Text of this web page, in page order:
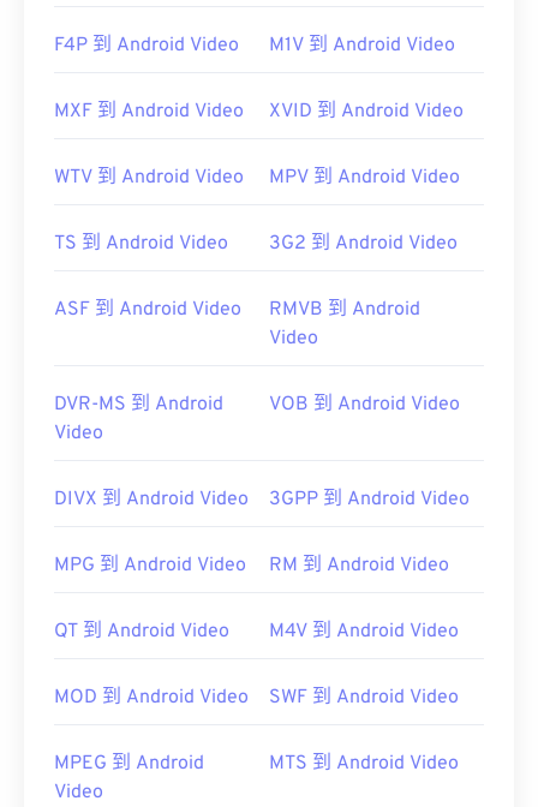
容。
VLC 媒體播放器
開發者： 運動影像專家小組 (MPEG)
實用連結：
https://en.wikipedia.org/wiki/MPEG-4
4.html
F4P 到 Android Video M1V 到 Android Video
MXF 到 Android Video XVID 到 Android Video
WTV 到 Android Video MPV 到 Android Video
TS 到 Android Video 3G2 到 Android Video
ASF 到 Android Video
RMVB 到 Android
Video
DVR-MS 到 Android
Video
VOB 到 Android Video
DIVX 到 Android Video 3GPP 到 Android Video
MPG 到 Android Video RM 到 Android Video
QT 到 Android Video M4V 到 Android Video
MOD 到 Android Video SWF 到 Android Video
MPEG 到 Android
Video
MTS 到 Android Video